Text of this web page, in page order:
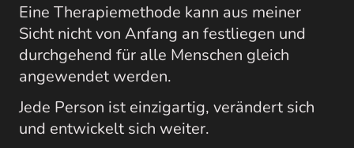
Eine Therapiemethode kann aus meiner
Sicht nicht von Anfang an festliegen und
durchgehend für alle Menschen gleich
angewendet werden.
Jede Person ist einzigartig, verändert sich
und entwickelt sich weiter.